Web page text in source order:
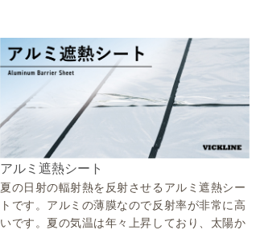
アルミ遮熱シート
夏の日射の輻射熱を反射させるアルミ遮熱シー
トです。アルミの薄膜なので反射率が非常に高
いです。夏の気温は年々上昇しており、太陽か